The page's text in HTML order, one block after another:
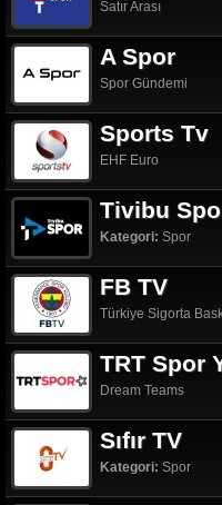
Satır Arası
A Spor
Spor Gündemi
Sports Tv
EHF Euro
Tivibu
Kategori: Spor
FB TV
Türkiye Sigorta
TRT Spor
Dream Teams
Sıfır TV
Kategori: Spor